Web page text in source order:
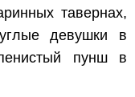
тавернах,
девушки в
пунш в